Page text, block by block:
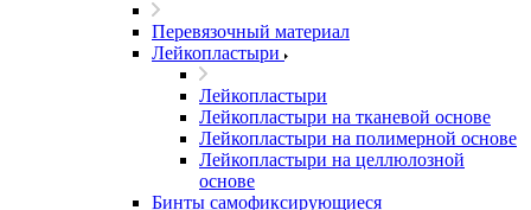
Перевязочный материал
Лейкопластыри
Лейкопластыри
Лейкопластыри на тканевой основе
Лейкопластыри на полимерной основе
Лейкопластыри на целлюлозной
основе
Бинты самофиксирующиеся